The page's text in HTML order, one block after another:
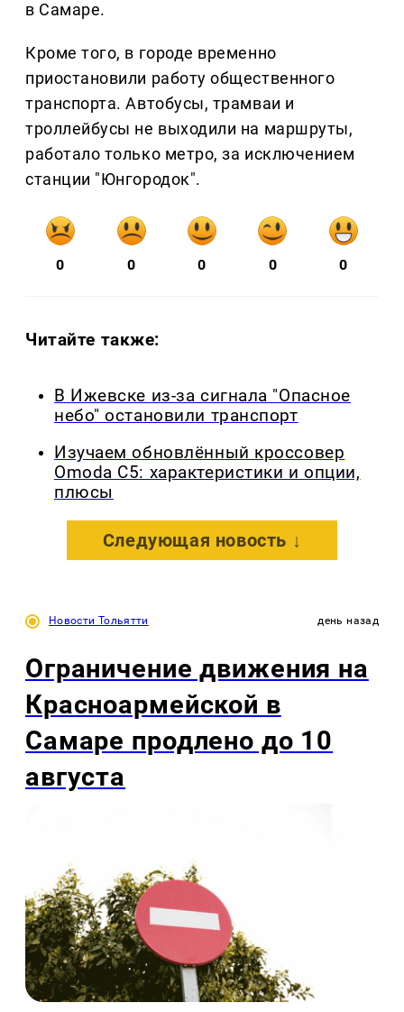
в Самаре.
Кроме того, в городе временно
приостановили работу общественного
транспорта. Автобусы, трамваи и
троллейбусы не выходили на маршруты,
работало только метро, за исключением
станции "Юнгородок".
0 0 0 0 0
Читайте также:
В Ижевске из-за сигнала "Опасное
небо" остановили транспорт
Изучаем обновлённый кроссовер
Omoda C5: характеристики и опции,
плюсы
Следующая новость ↓
Новости Тольятти день назад
Ограничение движения на
Красноармейской в
Самаре продлено до 10
августа